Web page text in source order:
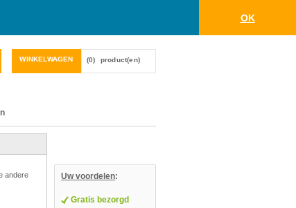
OK
WINKELWAGEN (0) product(en)
andere
Uw voordelen:
Gratis bezorgd